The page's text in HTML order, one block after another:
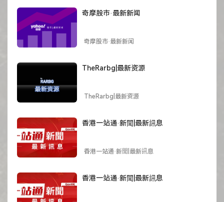
奇摩股市·最新新闻
奇摩股市·最新新闻
TheRarbg|最新资源
TheRarbg|最新资源
香港一站通·新聞|最新訊息
香港一站通·新聞|最新訊息
香港一站通·新聞|最新訊息